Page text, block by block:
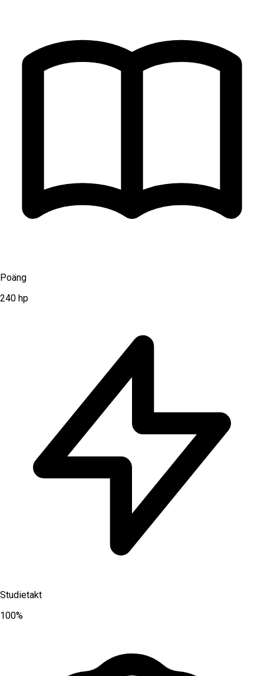
Poäng
240 hp
Studietakt
100%